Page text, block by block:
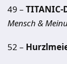
49 –
Mensch &
52 –